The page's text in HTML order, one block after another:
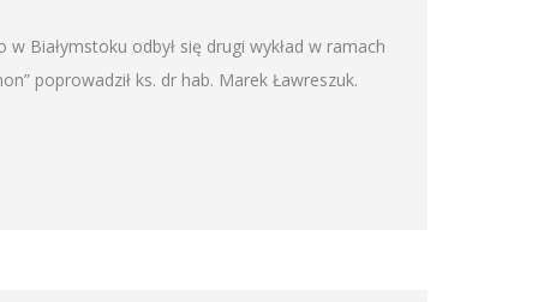
Białymstoku odbył się drugi wykład w ramach
poprowadził ks. dr hab. Marek Ławreszuk.